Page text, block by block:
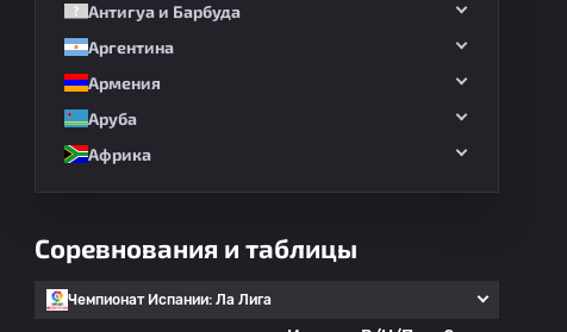
Антигуа и Барбуда
Аргентина
Армения
Аруба
Африка
Соревнования и таблицы
Чемпионат Испании: Ла Лига